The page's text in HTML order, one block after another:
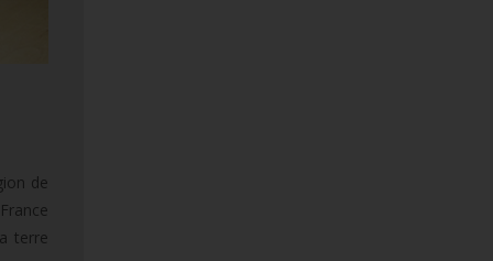
de
terre